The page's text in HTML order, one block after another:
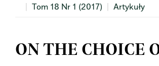
Tom 18 Nr 1 (2017)
Artykuły
ON THE CHOICE